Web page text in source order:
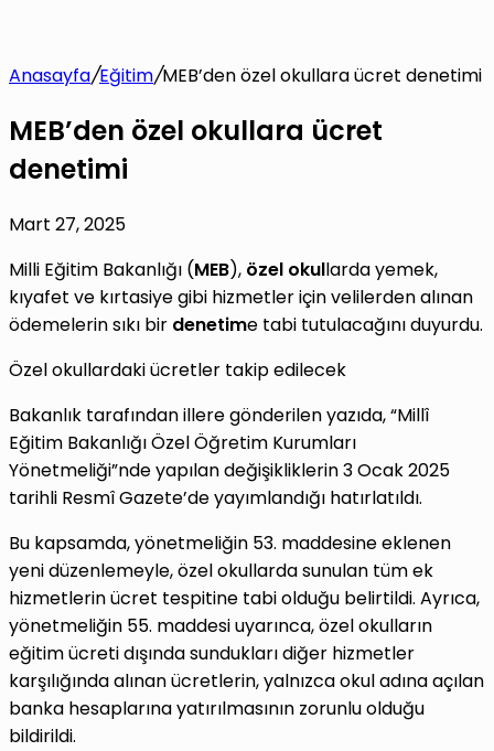
Anasayfa/Eğitim/MEB’den özel okullara ücret denetimi
MEB’den özel okullara ücret
denetimi
Mart 27, 2025
Milli Eğitim Bakanlığı (MEB), özel okullarda yemek,
kıyafet ve kırtasiye gibi hizmetler için velilerden alınan
ödemelerin sıkı bir denetime tabi tutulacağını duyurdu.
Özel okullardaki ücretler takip edilecek
Bakanlık tarafından illere gönderilen yazıda, “Millî
Eğitim Bakanlığı Özel Öğretim Kurumları
Yönetmeliği”nde yapılan değişikliklerin 3 Ocak 2025
tarihli Resmî Gazete’de yayımlandığı hatırlatıldı.
Bu kapsamda, yönetmeliğin 53. maddesine eklenen
yeni düzenlemeyle, özel okullarda sunulan tüm ek
hizmetlerin ücret tespitine tabi olduğu belirtildi. Ayrıca,
yönetmeliğin 55. maddesi uyarınca, özel okulların
eğitim ücreti dışında sundukları diğer hizmetler
karşılığında alınan ücretlerin, yalnızca okul adına açılan
banka hesaplarına yatırılmasının zorunlu olduğu
bildirildi.